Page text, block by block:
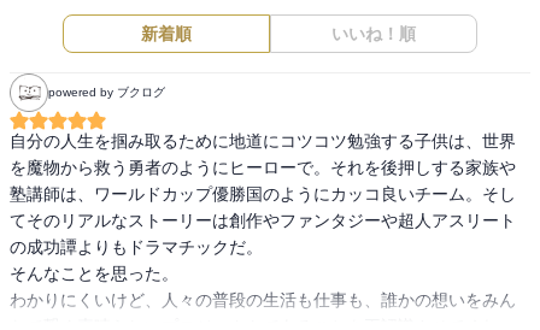
新着順 いいね！順
powered by ブクログ
自分の人生を掴み取るために地道にコツコツ勉強する子供は、世界
を魔物から救う勇者のようにヒーローで。それを後押しする家族や
塾講師は、ワールドカップ優勝国のようにカッコ良いチーム。そし
てそのリアルなストーリーは創作やファンタジーや超人アスリート
の成功譚よりもドラマチックだ。
そんなことを思った。
わかりにくいけど、人々の普段の生活も仕事も、誰かの想いをみん